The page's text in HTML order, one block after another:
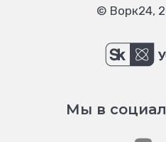
© Ворк24,
Мы в